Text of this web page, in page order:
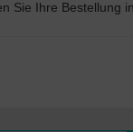
Sie Ihre Bestellung